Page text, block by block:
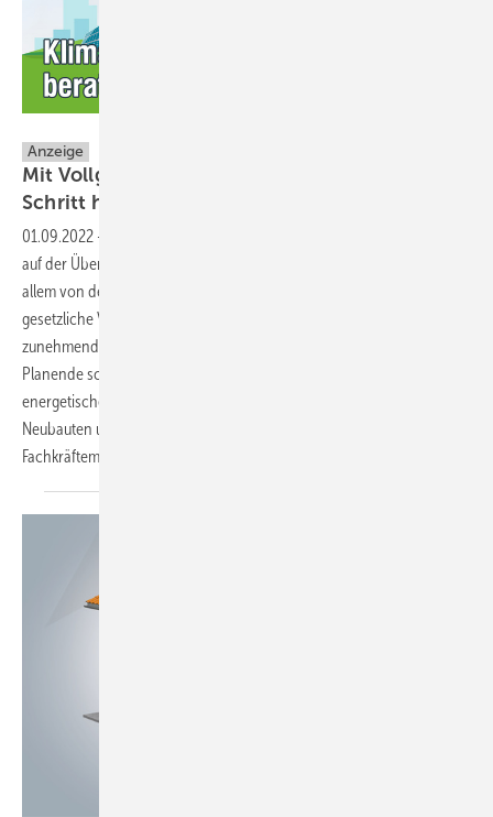
Anzeige
Mit Vollgas weg vom Gas: Wie TGA und SHK
Schritt halten
01.09.2022 -
auf der Überholspur. Die Energiewende, die Abkehr von Gas und vor
allem von dessen Lieferanten, werden breit unterstützt. Nicht nur
gesetzliche Vorgaben sind ein Antrieb. Die Bevölkerung sorgt sich
zunehmend um explodierende Heizkosten. SHK-Handwerk und TGA-
Planende schalten daher drei Gänge rauf. Denn sie müssen die
energetischen Bestandssanierungen und klimafreundlichen
Neubauten umsetzen. Wie bewältigen die Technik-Profis trotz
Fachkräftemangels die hohe